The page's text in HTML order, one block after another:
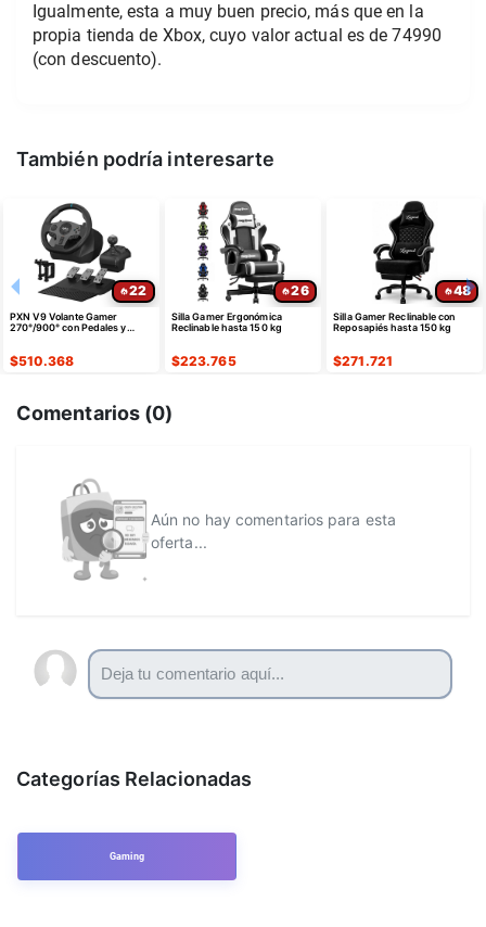
Igualmente, esta a muy buen precio, más que en la
propia tienda de Xbox, cuyo valor actual es de 74990
(con descuento).
También podría interesarte
22
PXN V9 Volante Gamer
270°/900° con Pedales y
$510.368
26
Silla Gamer Ergonómica
Reclinable hasta 150 kg
$223.765
48
Silla Gamer Reclinable con
Reposapiés hasta 150 kg
$271.721
Comentarios (0)
Aún no hay comentarios para esta
oferta...
Categorías Relacionadas
Gaming